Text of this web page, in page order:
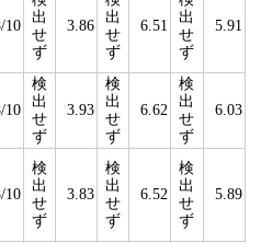
10
出
せ
ず
3.86
出
せ
ず
6.51
出
せ
ず
5.91
10
検
出
せ
ず
3.93
検
出
せ
ず
6.62
検
出
せ
ず
6.03
10
検
出
せ
ず
3.83
検
出
せ
ず
6.52
検
出
せ
ず
5.89